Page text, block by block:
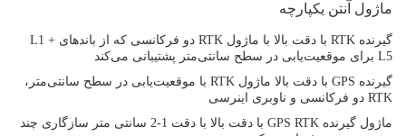
ماژول آنتن یکپارچه
گیرنده RTK با دقت بالا با ماژول RTK دو فرکانسی که از باندهای L1 +
L5 برای موقعیت‌یابی در سطح سانتی‌متر پشتیبانی می‌کند
گیرنده GPS با دقت بالا ماژول RTK با موقعیت‌یابی در سطح سانتی‌متر،
RTK دو فرکانسی و ناوبری اینرسی
ماژول گیرنده GPS RTK با دقت بالا با دقت 1-2 سانتی متر سازگاری چند